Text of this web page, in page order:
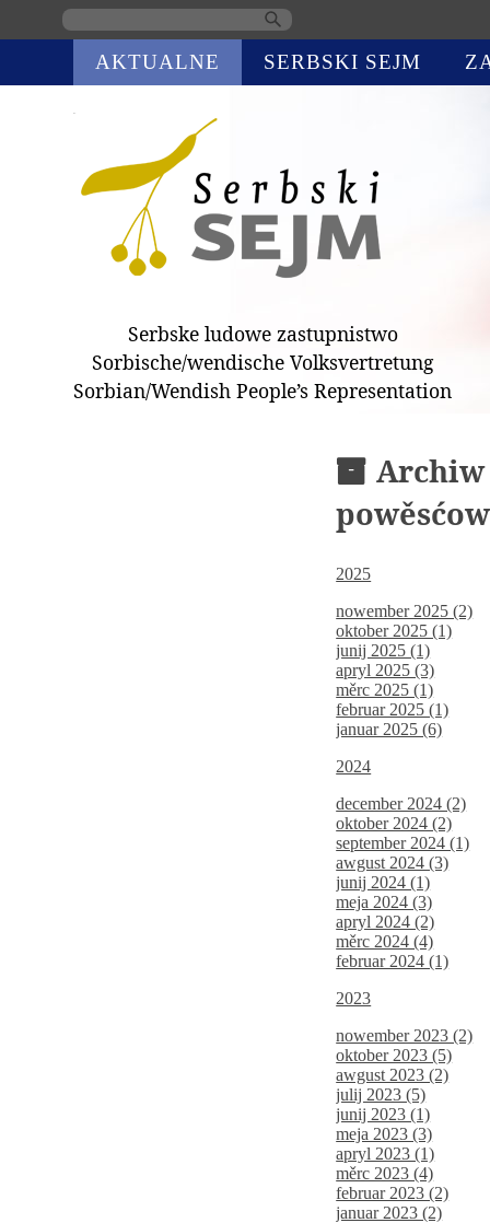
navigation
AKTUALNE SERBSKI SEJM
Serbske ludowe zastupnistwo
Sorbische/wendische Volksvertretung
Sorbian/Wendish People’s Representation
Archiw
powěsćow
2025
nowember 2025 (2)
oktober 2025 (1)
junij 2025 (1)
apryl 2025 (3)
měrc 2025 (1)
februar 2025 (1)
januar 2025 (6)
2024
december 2024 (2)
oktober 2024 (2)
september 2024 (1)
awgust 2024 (3)
junij 2024 (1)
meja 2024 (3)
apryl 2024 (2)
měrc 2024 (4)
februar 2024 (1)
2023
nowember 2023 (2)
oktober 2023 (5)
awgust 2023 (2)
julij 2023 (5)
junij 2023 (1)
meja 2023 (3)
apryl 2023 (1)
měrc 2023 (4)
februar 2023 (2)
januar 2023 (2)